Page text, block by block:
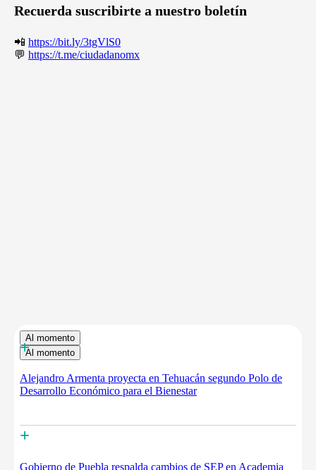
Recuerda suscribirte a nuestro boletín
📲 https://bit.ly/3tgVlS0
💬 https://t.me/ciudadanomx
Al momento
Al momento
+
Alejandro Armenta proyecta en Tehuacán segundo Polo de
Desarrollo Económico para el Bienestar
+
Gobierno de Puebla respalda cambios de SEP en Academia